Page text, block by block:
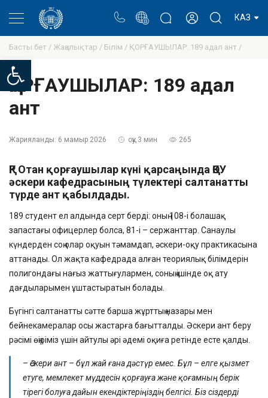
Open toolbar
КАЗ
Басты бет / Жаңалықтар / Білім / ҚОРҒАУШЫЛАР: 189 адал ант /
ҚОРҒАУШЫЛАР: 189 адал
ант
Жарияланды: 6 мамыр 2026 оқу 3 мин 265
ҚР Отан қорғаушылар күні қарсаңында ҚӨУ
әскери кафедрасының түлектері салтанатты
түрде ант қабылдады.
189 студент ел алдында серт берді: оның 108-і болашақ
запастағы офицерлер болса, 81-і – сержанттар. Санаулы
күндерден соң олар оқуын тәмамдап, әскери-оқу практикасына
аттанады. Ол жақта кафедрада алған теориялық білімдерін
полигондағы нағыз жаттығулармен, соның ішінде оқ ату
дағдыларымен ұштастыратын болады.
Бүгінгі салтанатты сәтте барша жұрттың назары мен
бейнекамералар осы жастарға бағытталды. Әскери ант беру
рәсімі өңіріміз үшін айтулы әрі әдемі оқиға ретінде есте қалды.
– Әскери ант – бұл жай ғана дәстүр емес. Бұл – елге қызмет
етуге, мемлекет мүддесін қорғауға және қоғамның берік
тірегі болуға дайын екендіктеріңіздің белгісі. Біз сіздерді